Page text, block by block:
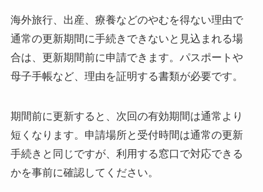
海外旅行、出産、療養などのやむを得ない理由で
通常の更新期間に手続きできないと見込まれる場
合は、更新期間前に申請できます。パスポートや
母子手帳など、理由を証明する書類が必要です。
期間前に更新すると、次回の有効期間は通常より
短くなります。申請場所と受付時間は通常の更新
手続きと同じですが、利用する窓口で対応できる
かを事前に確認してください。